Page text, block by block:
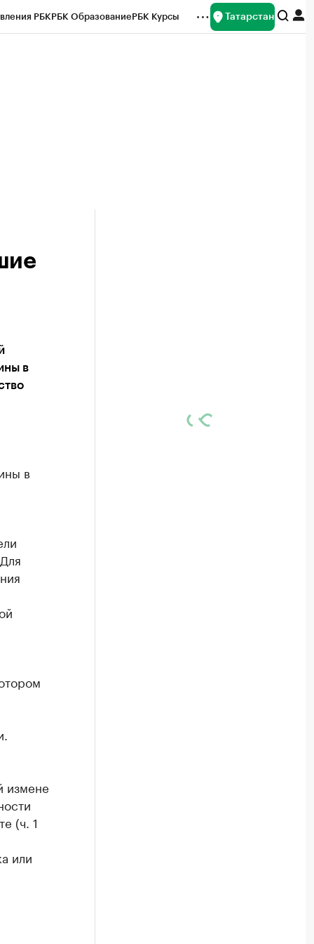
РБКРБК ОбразованиеРБК Курсы Татарстан
в
в
измене
(ч. 1
или